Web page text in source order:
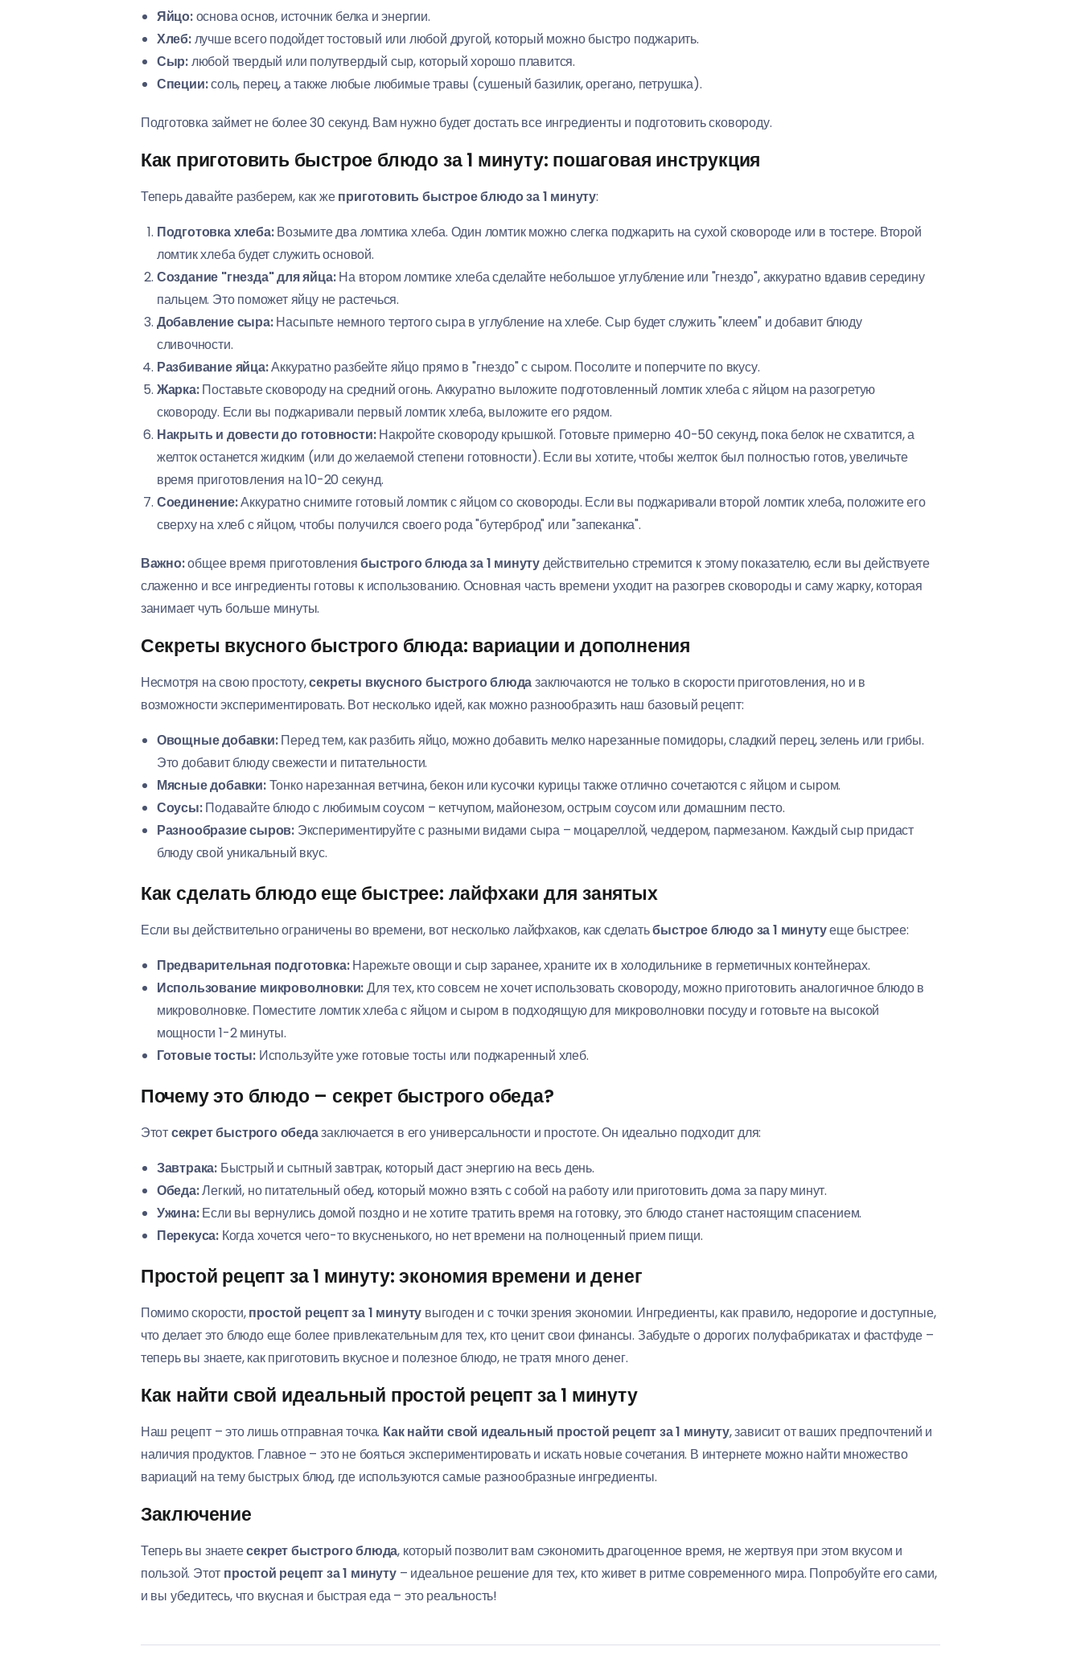
Яйцо:основа основ, источник белка и энергии.
Хлеб:лучше всего подойдет тостовый или любой другой, который можно быстро поджарить.
Сыр:любой твердый или полутвердый сыр, который хорошо плавится.
Специи:соль, перец, а также любые любимые травы (сушеный базилик, орегано, петрушка).
Подготовка займет не более 30 секунд. Вам нужно будет достать все ингредиенты и подготовить сковороду.
Как приготовить быстрое блюдо за 1 минуту: пошаговая инструкция
Теперь давайте разберем, как жеприготовить быстрое блюдо за 1 минуту:
Подготовка хлеба:Возьмите два ломтика хлеба. Один ломтик можно слегка поджарить на сухой сковороде или в тостере. Второй
ломтик хлеба будет служить основой.
Создание "гнезда" для яйца:На втором ломтике хлеба сделайте небольшое углубление или "гнездо", аккуратно вдавив середину
пальцем. Это поможет яйцу не растечься.
Добавление сыра:Насыпьте немного тертого сыра в углубление на хлебе. Сыр будет служить "клеем" и добавит блюду
сливочности.
Разбивание яйца:Аккуратно разбейте яйцо прямо в "гнездо" с сыром. Посолите и поперчите по вкусу.
Жарка:Поставьте сковороду на средний огонь. Аккуратно выложите подготовленный ломтик хлеба с яйцом на разогретую
сковороду. Если вы поджаривали первый ломтик хлеба, выложите его рядом.
Накрыть и довести до готовности:Накройте сковороду крышкой. Готовьте примерно 40-50 секунд, пока белок не схватится, а
желток останется жидким (или до желаемой степени готовности). Если вы хотите, чтобы желток был полностью готов, увеличьте
время приготовления на 10-20 секунд.
Соединение:Аккуратно снимите готовый ломтик с яйцом со сковороды. Если вы поджаривали второй ломтик хлеба, положите его
сверху на хлеб с яйцом, чтобы получился своего рода "бутерброд" или "запеканка".
Важно:общее время приготовлениябыстрого блюда за 1 минутудействительно стремится к этому показателю, если вы действуете
слаженно и все ингредиенты готовы к использованию. Основная часть времени уходит на разогрев сковороды и саму жарку, которая
занимает чуть больше минуты.
Секреты вкусного быстрого блюда: вариации и дополнения
Несмотря на свою простоту,секреты вкусного быстрого блюдазаключаются не только в скорости приготовления, но и в
возможности экспериментировать. Вот несколько идей, как можно разнообразить наш базовый рецепт:
Овощные добавки:Перед тем, как разбить яйцо, можно добавить мелко нарезанные помидоры, сладкий перец, зелень или грибы.
Это добавит блюду свежести и питательности.
Мясные добавки:Тонко нарезанная ветчина, бекон или кусочки курицы также отлично сочетаются с яйцом и сыром.
Соусы:Подавайте блюдо с любимым соусом – кетчупом, майонезом, острым соусом или домашним песто.
Разнообразие сыров:Экспериментируйте с разными видами сыра – моцареллой, чеддером, пармезаном. Каждый сыр придаст
блюду свой уникальный вкус.
Как сделать блюдо еще быстрее: лайфхаки для занятых
Если вы действительно ограничены во времени, вот несколько лайфхаков, как сделатьбыстрое блюдо за 1 минутуеще быстрее:
Предварительная подготовка:Нарежьте овощи и сыр заранее, храните их в холодильнике в герметичных контейнерах.
Использование микроволновки:Для тех, кто совсем не хочет использовать сковороду, можно приготовить аналогичное блюдо в
микроволновке. Поместите ломтик хлеба с яйцом и сыром в подходящую для микроволновки посуду и готовьте на высокой
мощности 1-2 минуты.
Готовые тосты:Используйте уже готовые тосты или поджаренный хлеб.
Почему это блюдо – секрет быстрого обеда?
Этотсекрет быстрого обедазаключается в его универсальности и простоте. Он идеально подходит для:
Завтрака:Быстрый и сытный завтрак, который даст энергию на весь день.
Обеда:Легкий, но питательный обед, который можно взять с собой на работу или приготовить дома за пару минут.
Ужина:Если вы вернулись домой поздно и не хотите тратить время на готовку, это блюдо станет настоящим спасением.
Перекуса:Когда хочется чего-то вкусненького, но нет времени на полноценный прием пищи.
Простой рецепт за 1 минуту: экономия времени и денег
Помимо скорости,простой рецепт за 1 минуту выгоден и с точки зрения экономии. Ингредиенты, как правило, недорогие и доступные,
что делает это блюдо еще более привлекательным для тех, кто ценит свои финансы. Забудьте о дорогих полуфабрикатах и фастфуде –
теперь вы знаете, как приготовить вкусное и полезное блюдо, не тратя много денег.
Как найти свой идеальный простой рецепт за 1 минуту
Наш рецепт – это лишь отправная точка. Как найти свой идеальный простой рецепт за 1 минуту, зависит от ваших предпочтений и
наличия продуктов. Главное – это не бояться экспериментировать и искать новые сочетания. В интернете можно найти множество
вариаций на тему быстрых блюд, где используются самые разнообразные ингредиенты.
Заключение
Теперь вы знаетесекрет быстрого блюда, который позволит вам сэкономить драгоценное время, не жертвуя при этом вкусом и
пользой. Этот простой рецепт за 1 минуту– идеальное решение для тех, кто живет в ритме современного мира. Попробуйте его сами,
и вы убедитесь, что вкусная и быстрая еда – это реальность!